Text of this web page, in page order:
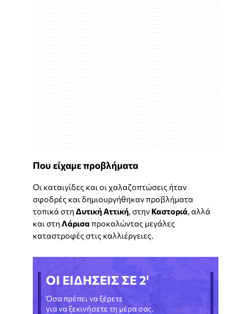
Που είχαμε προβλήματα
Οι καταιγίδες και οι χαλαζοπτώσεις ήταν
σφοδρές και δημιουργήθηκαν προβλήματα
τοπικά στη Δυτική Αττική, στην Καστοριά, αλλά
και στη Λάρισα προκαλώντας μεγάλες
καταστροφές στις καλλιέργειες.
ΟΙ ΕΙΔΗΣΕΙΣ ΣΕ 2'
Όσα πρέπει να ξέρετε
για να ξεκινήσετε τη μέρα σας.